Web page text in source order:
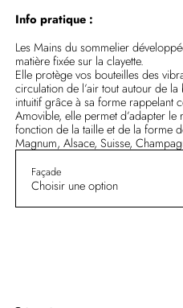
Info pratique :
Les Mains du sommelier
matière fixée sur la clayette.
Elle protège vos bouteilles des
circulation de l’air tout autour de
intuitif grâce à sa forme rappelant
Amovible, elle permet d’adapter le
fonction de la taille et de la forme
Magnum, Alsace, Suisse,
Façade
Choisir une option